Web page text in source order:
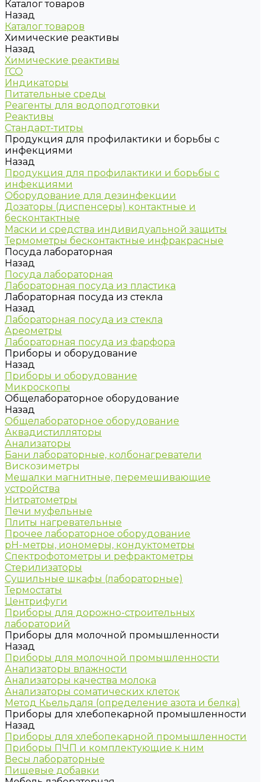
Каталог товаров
Назад
Каталог товаров
Химические реактивы
Назад
Химические реактивы
ГСО
Индикаторы
Питательные среды
Реагенты для водоподготовки
Реактивы
Стандарт-титры
Продукция для профилактики и борьбы с
инфекциями
Назад
Продукция для профилактики и борьбы с
инфекциями
Оборудование для дезинфекции
Дозаторы (диспенсеры) контактные и
бесконтактные
Маски и средства индивидуальной защиты
Термометры бесконтактные инфракрасные
Посуда лабораторная
Назад
Посуда лабораторная
Лабораторная посуда из пластика
Лабораторная посуда из стекла
Назад
Лабораторная посуда из стекла
Ареометры
Лабораторная посуда из фарфора
Приборы и оборудование
Назад
Приборы и оборудование
Микроскопы
Общелабораторное оборудование
Назад
Общелабораторное оборудование
Аквадистилляторы
Анализаторы
Бани лабораторные, колбонагреватели
Вискозиметры
Мешалки магнитные, перемешивающие
устройства
Нитратометры
Печи муфельные
Плиты нагревательные
Прочее лабораторное оборудование
рН-метры, иономеры, кондуктометры
Спектрофотометры и рефрактометры
Стерилизаторы
Сушильные шкафы (лабораторные)
Термостаты
Центрифуги
Приборы для дорожно-строительных
лабораторий
Приборы для молочной промышленности
Назад
Приборы для молочной промышленности
Анализаторы влажности
Анализаторы качества молока
Анализаторы соматических клеток
Метод Кьельдаля (определение азота и белка)
Приборы для хлебопекарной промышленности
Назад
Приборы для хлебопекарной промышленности
Приборы ПЧП и комплектующие к ним
Весы лабораторные
Пищевые добавки